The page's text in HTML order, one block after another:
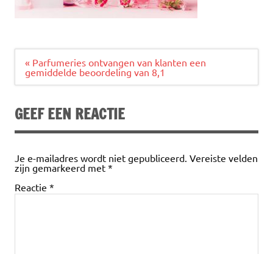
Bericht
navigatie
« Parfumeries ontvangen van klanten een
gemiddelde beoordeling van 8,1
GEEF EEN REACTIE
Je e-mailadres wordt niet gepubliceerd. Vereiste velden
zijn gemarkeerd met *
Reactie *